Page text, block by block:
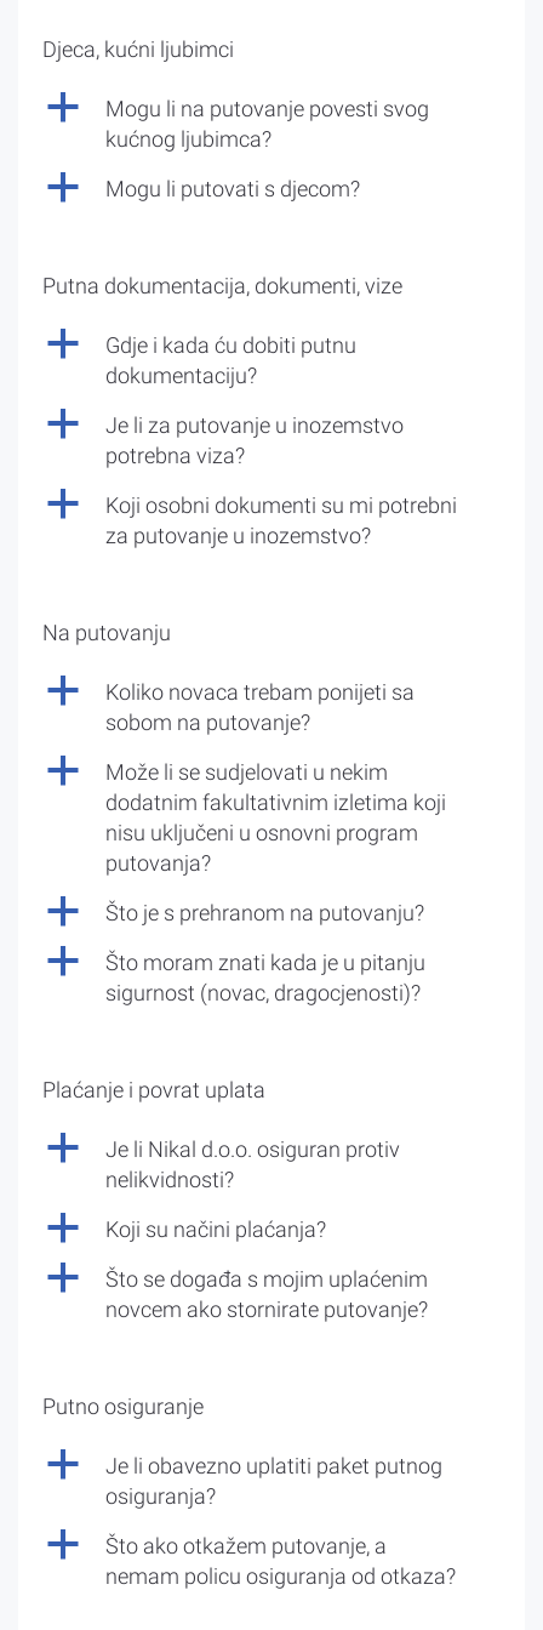
Djeca, kućni ljubimci
a
Mogu li na putovanje povesti svog
kućnog ljubimca?
a Mogu li putovati s djecom?
Putna dokumentacija, dokumenti, vize
a
Gdje i kada ću dobiti putnu
dokumentaciju?
a
Je li za putovanje u inozemstvo
potrebna viza?
a
Koji osobni dokumenti su mi potrebni
za putovanje u inozemstvo?
Na putovanju
a
Koliko novaca trebam ponijeti sa
sobom na putovanje?
a
Može li se sudjelovati u nekim
dodatnim fakultativnim izletima koji
nisu uključeni u osnovni program
putovanja?
a Što je s prehranom na putovanju?
a
Što moram znati kada je u pitanju
sigurnost (novac, dragocjenosti)?
Plaćanje i povrat uplata
a
Je li Nikal d.o.o. osiguran protiv
nelikvidnosti?
a Koji su načini plaćanja?
a
Što se događa s mojim uplaćenim
novcem ako stornirate putovanje?
Putno osiguranje
a
Je li obavezno uplatiti paket putnog
osiguranja?
a
Što ako otkažem putovanje, a
nemam policu osiguranja od otkaza?